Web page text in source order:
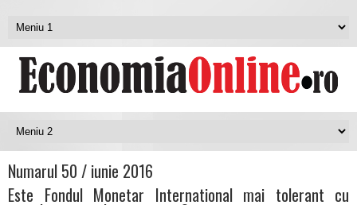
Numarul 50 / iunie 2016
Este Fondul Monetar International mai tolerant cu